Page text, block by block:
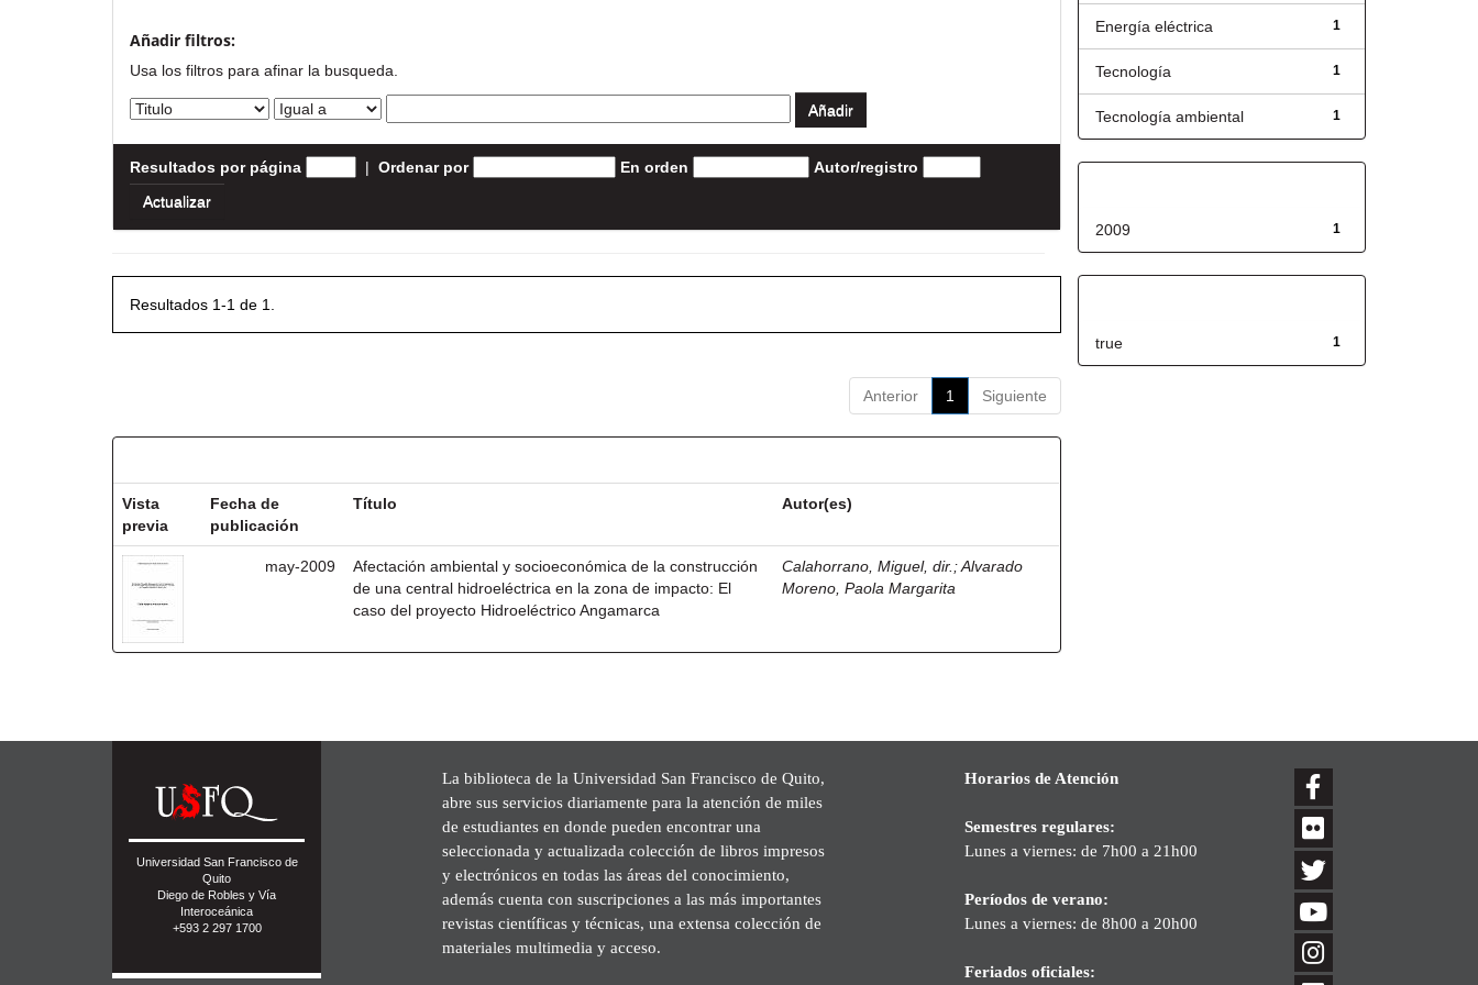
Añadir filtros:
Usa los filtros para afinar la busqueda.
Resultados por página | Ordenar por En orden Autor/registro
Resultados 1-1 de 1.
Anterior 1 Siguiente
Vista
previa
Fecha de
publicación
Título Autor(es)
may-2009
Afectación ambiental y socioeconómica de la construcción
de una central hidroeléctrica en la zona de impacto: El
caso del proyecto Hidroeléctrico Angamarca
Calahorrano, Miguel, dir. ;Alvarado
Moreno, Paola Margarita
1
Energía eléctrica
1
Tecnología
1
Tecnología ambiental
1
2009
1
true
Universidad San Francisco de
Quito
Diego de Robles y Vía
Interoceánica
+593 2 297 1700
La biblioteca de la Universidad San Francisco de Quito,
abre sus servicios diariamente para la atención de miles
de estudiantes en donde pueden encontrar una
seleccionada y actualizada colección de libros impresos
y electrónicos en todas las áreas del conocimiento,
además cuenta con suscripciones a las más importantes
revistas científicas y técnicas, una extensa colección de
materiales multimedia y acceso.
Horarios de Atención
Semestres regulares:
Lunes a viernes: de 7h00 a 21h00
Períodos de verano:
Lunes a viernes: de 8h00 a 20h00
Feriados oficiales: